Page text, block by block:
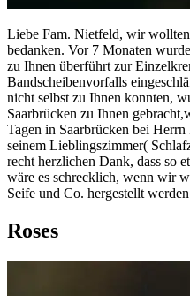
Liebe Fam. Nietfeld, wir
bedanken. Vor 7 Monaten
zu Ihnen überführt zur
Bandscheibenvorfalls
nicht selbst zu Ihnen konnten,
Saarbrücken zu Ihnen
Tagen in Saarbrücken bei
seinem Lieblingszimmer(
recht herzlichen Dank, dass so
wäre es schrecklich, wenn wir
Seife und Co. hergestellt
Roses